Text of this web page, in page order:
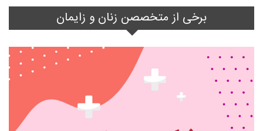
برخی از متخصصن زنان و زایمان